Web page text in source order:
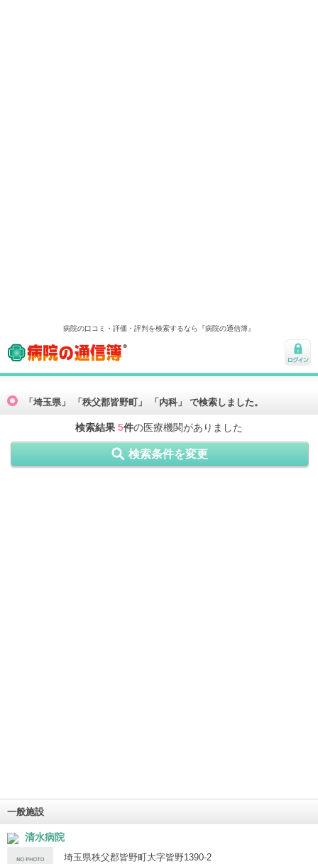
病院の口コミ・評価・評判を検索するなら『病院の通信簿』
病院の通信簿
ログ
「埼玉県」 「秩父郡皆野町」 「内科」 で検索しました。
検索結果 5件の医療機関がありました
検索条件を変更
一般施設
清水病院
埼玉県秩父郡皆野町大字皆野1390-2